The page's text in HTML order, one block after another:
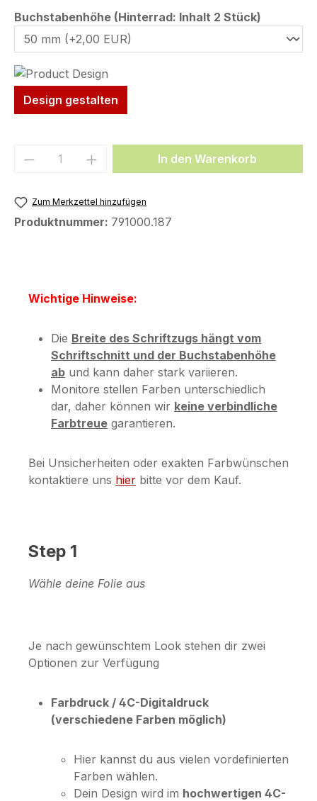
Buchstabenhöhe (Hinterrad: Inhalt 2 Stück)
Design gestalten
Produkt Anzahl: Gib denIn den Warenkorb
Zum Merkzettel hinzufügen
Produktnummer: 791000.187
Wichtige Hinweise:
Die Breite des Schriftzugs hängt vom
Schriftschnitt und der Buchstabenhöhe
ab und kann daher stark variieren.
Monitore stellen Farben unterschiedlich
dar, daher können wir keine verbindliche
Farbtreue garantieren.
Bei Unsicherheiten oder exakten Farbwünschen
kontaktiere uns hier bitte vor dem Kauf.
Step 1
Wähle deine Folie aus
Je nach gewünschtem Look stehen dir zwei
Optionen zur Verfügung
Farbdruck / 4C-Digitaldruck
(verschiedene Farben möglich)
Hier kannst du aus vielen vordefinierten
Farben wählen.
Dein Design wird im hochwertigen 4C-